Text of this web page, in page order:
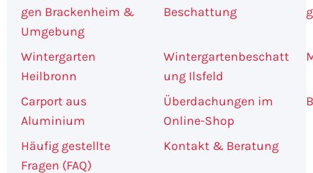
gen Brackenheim &
Umgebung
Beschattung
Wintergarten
Heilbronn
Wintergartenbeschatt
ung Ilsfeld
Carport aus
Aluminium
Überdachungen im
Online-Shop
Häufig gestellte
Fragen (FAQ)
Kontakt & Beratung